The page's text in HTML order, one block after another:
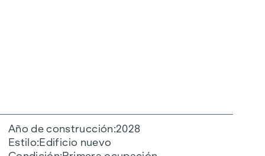
Año de construcción 2028
Estilo Edificio nuevo